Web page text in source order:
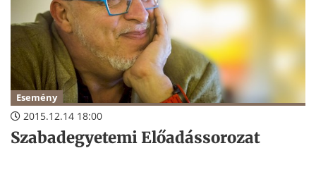
Esemény
2015.12.14 18:00
Szabadegyetemi Előadássorozat